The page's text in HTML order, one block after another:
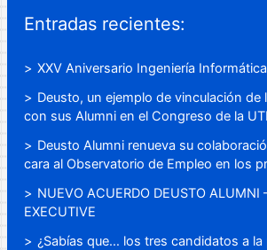
Entradas recientes:
XXV Aniversario Ingeniería Informática
Deusto, un ejemplo de vinculación de
con sus Alumni en el Congreso de la
Deusto Alumni renueva su
cara al Observatorio de Empleo en los
NUEVO ACUERDO DEUSTO ALUMNI
EXECUTIVE
¿Sabías que… los tres candidatos a la